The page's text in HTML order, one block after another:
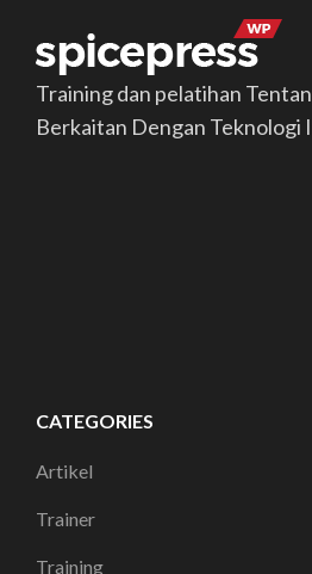
Training dan pelatihan
Berkaitan Dengan Teknologi
CATEGORIES
Artikel
Trainer
Training